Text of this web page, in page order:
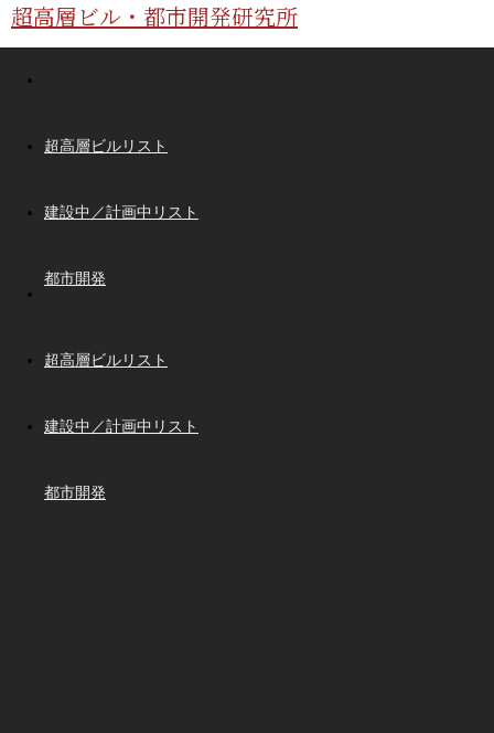
超高層ビル・都市開発研究所
超高層ビルリスト
建設中／計画中リスト
都市開発
超高層ビルリスト
建設中／計画中リスト
都市開発